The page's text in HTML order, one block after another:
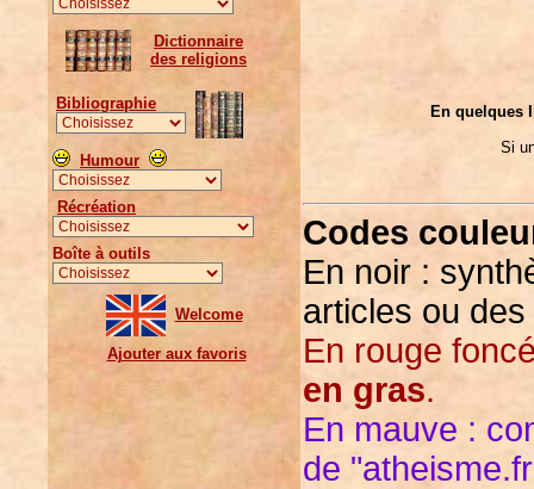
Dictionnaire
des religions
Bibliographie
Humour
Récréation
Boîte à outils
Welcome
Ajouter aux favoris
En quelques
Si
Codes
En noir :
articles ou
En rouge
en gras.
En mauve :
de